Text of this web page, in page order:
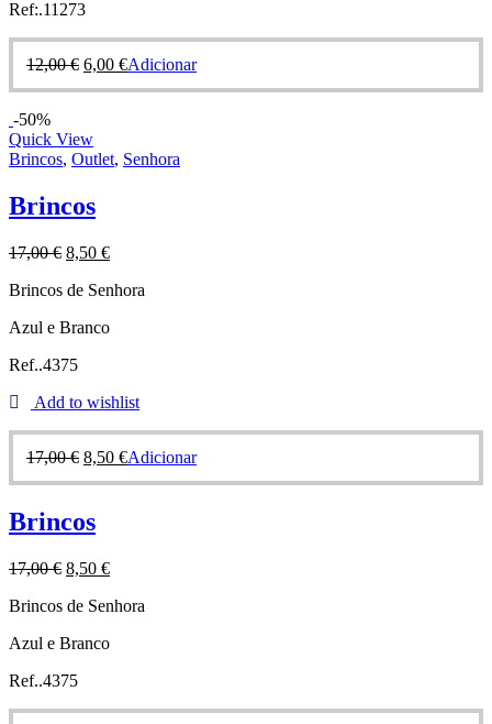
Ref:.11273
12,00€ 6,00 €Adicionar
-50%
Quick View
Brincos, Outlet, Senhora
Brincos
17,00€ 8,50 €
Brincos de Senhora
Azul e Branco
Ref..4375
Add to wishlist
17,00€ 8,50 €Adicionar
Brincos
17,00€ 8,50 €
Brincos de Senhora
Azul e Branco
Ref..4375